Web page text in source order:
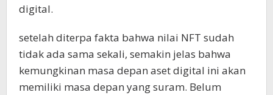
digital.
setelah diterpa fakta bahwa nilai NFT sudah
tidak ada sama sekali, semakin jelas bahwa
kemungkinan masa depan aset digital ini akan
memiliki masa depan yang suram. Belum